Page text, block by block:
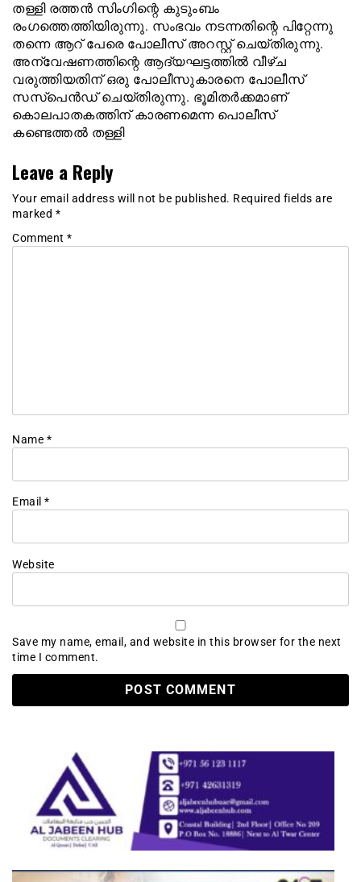
തള്ളി രത്തന്‍ സിംഗിന്റെ കുടുംബം
രംഗത്തെത്തിയിരുന്നു. സംഭവം നടന്നതിന്റെ പിറ്റേന്നു
തന്നെ ആറ് പേരെ പോലീസ് അറസ്റ്റ് ചെയ്തിരുന്നു.
അന്വേഷണത്തിന്റെ ആദ്യഘട്ടത്തില്‍ വീഴ്ച
വരുത്തിയതിന് ഒരു പോലീസുകാരനെ പോലീസ്
സസ്‌പെന്‍ഡ് ചെയ്തിരുന്നു. ഭൂമിതര്‍ക്കമാണ്
കൊലപാതകത്തിന് കാരണമെന്ന പൊലീസ്
കണ്ടെത്തല്‍ തള്ളി
Leave a Reply
Your email address will not be published. Required fields are
marked *
Comment *
Name *
Email *
Website
Save my name, email, and website in this browser for the next
time I comment.